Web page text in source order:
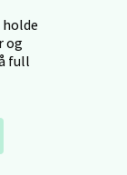
og
full